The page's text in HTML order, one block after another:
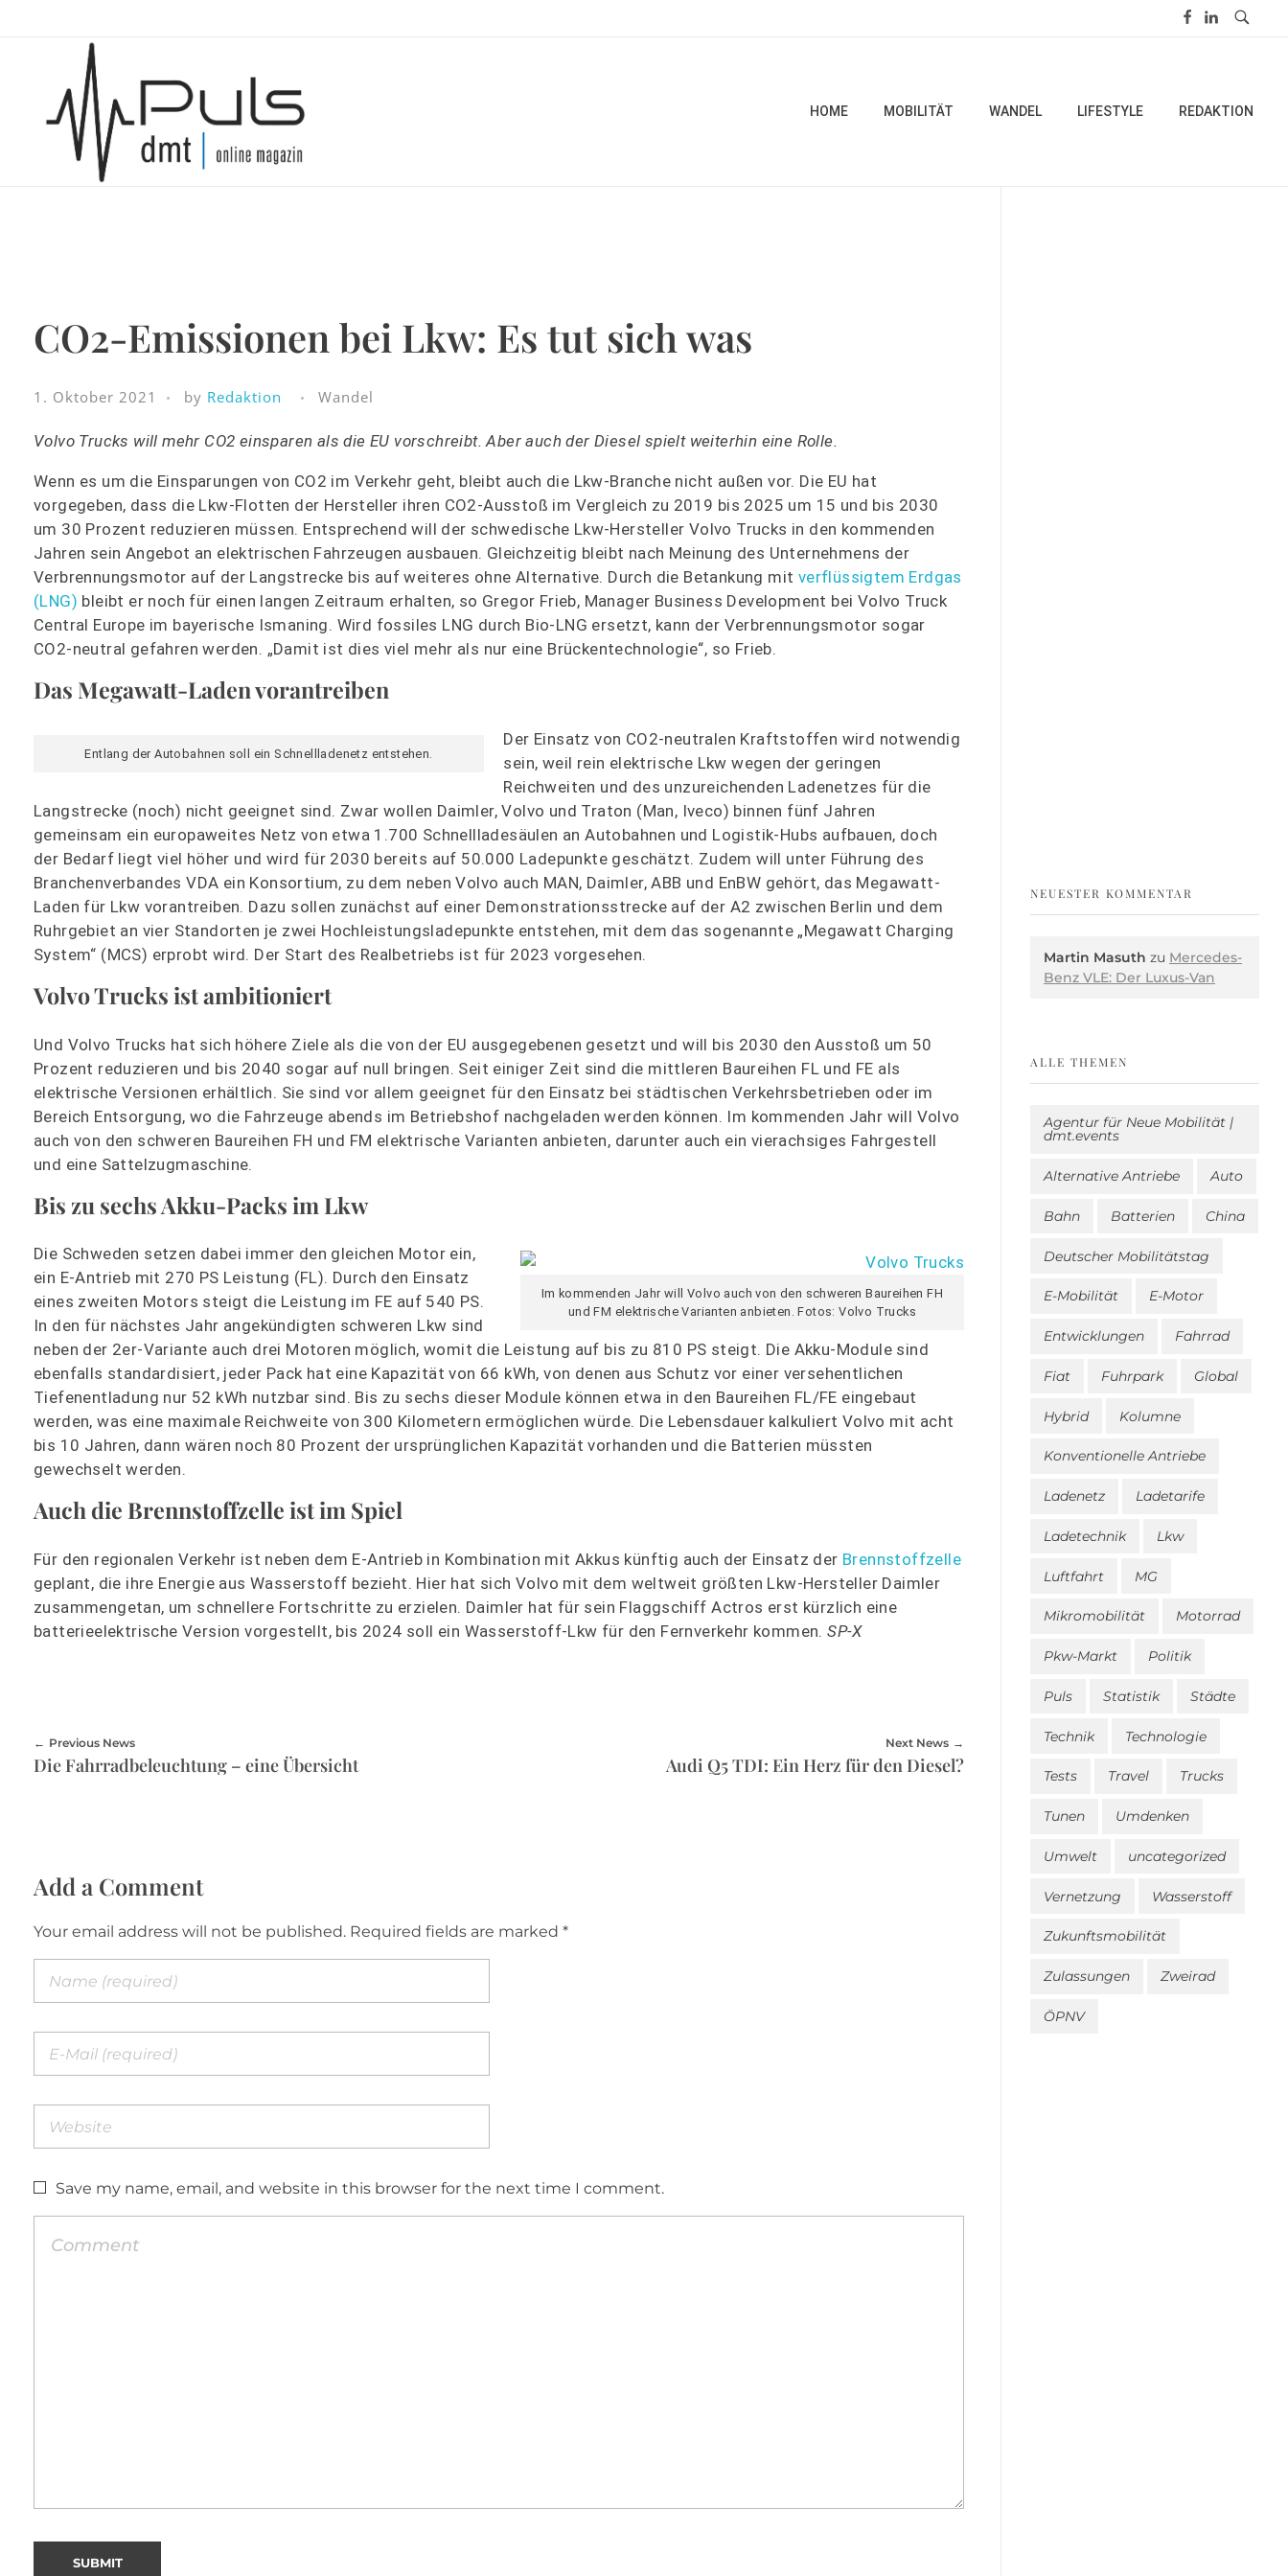
HOME MOBILITÄT WANDEL LIFESTYLE REDAKTION
CO2-Emissionen bei Lkw: Es tut sich was
1. Oktober 2021 by Redaktion Wandel
Volvo Trucks will mehr CO2 einsparen als die EU vorschreibt. Aber auch der Diesel spielt weiterhin eine Rolle.
Wenn es um die Einsparungen von CO2 im Verkehr geht, bleibt auch die Lkw-Branche nicht außen vor. Die EU hat
vorgegeben, dass die Lkw-Flotten der Hersteller ihren CO2-Ausstoß im Vergleich zu 2019 bis 2025 um 15 und bis 2030
um 30 Prozent reduzieren müssen. Entsprechend will der schwedische Lkw-Hersteller Volvo Trucks in den kommenden
Jahren sein Angebot an elektrischen Fahrzeugen ausbauen. Gleichzeitig bleibt nach Meinung des Unternehmens der
Verbrennungsmotor auf der Langstrecke bis auf weiteres ohne Alternative. Durch die Betankung mit verflüssigtem Erdgas
(LNG) bleibt er noch für einen langen Zeitraum erhalten, so Gregor Frieb, Manager Business Development bei Volvo Truck
Central Europe im bayerische Ismaning. Wird fossiles LNG durch Bio-LNG ersetzt, kann der Verbrennungsmotor sogar
CO2-neutral gefahren werden. „Damit ist dies viel mehr als nur eine Brückentechnologie“, so Frieb.
Das Megawatt-Laden vorantreiben
Entlang der Autobahnen soll ein Schnellladenetz entstehen.
Der Einsatz von CO2-neutralen Kraftstoffen wird notwendig
sein, weil rein elektrische Lkw wegen der geringen
Reichweiten und des unzureichenden Ladenetzes für die
Langstrecke (noch) nicht geeignet sind. Zwar wollen Daimler, Volvo und Traton (Man, Iveco) binnen fünf Jahren
gemeinsam ein europaweites Netz von etwa 1.700 Schnellladesäulen an Autobahnen und Logistik-Hubs aufbauen, doch
der Bedarf liegt viel höher und wird für 2030 bereits auf 50.000 Ladepunkte geschätzt. Zudem will unter Führung des
Branchenverbandes VDA ein Konsortium, zu dem neben Volvo auch MAN, Daimler, ABB und EnBW gehört, das Megawatt-
Laden für Lkw vorantreiben. Dazu sollen zunächst auf einer Demonstrationsstrecke auf der A2 zwischen Berlin und dem
Ruhrgebiet an vier Standorten je zwei Hochleistungsladepunkte entstehen, mit dem das sogenannte „Megawatt Charging
System“ (MCS) erprobt wird. Der Start des Realbetriebs ist für 2023 vorgesehen.
Volvo Trucks ist ambitioniert
Und Volvo Trucks hat sich höhere Ziele als die von der EU ausgegebenen gesetzt und will bis 2030 den Ausstoß um 50
Prozent reduzieren und bis 2040 sogar auf null bringen. Seit einiger Zeit sind die mittleren Baureihen FL und FE als
elektrische Versionen erhältlich. Sie sind vor allem geeignet für den Einsatz bei städtischen Verkehrsbetrieben oder im
Bereich Entsorgung, wo die Fahrzeuge abends im Betriebshof nachgeladen werden können. Im kommenden Jahr will Volvo
auch von den schweren Baureihen FH und FM elektrische Varianten anbieten, darunter auch ein vierachsiges Fahrgestell
und eine Sattelzugmaschine.
Bis zu sechs Akku-Packs im Lkw
Im kommenden Jahr will Volvo auch von den schweren Baureihen FH
und FM elektrische Varianten anbieten. Fotos: Volvo Trucks
Die Schweden setzen dabei immer den gleichen Motor ein,
ein E-Antrieb mit 270 PS Leistung (FL). Durch den Einsatz
eines zweiten Motors steigt die Leistung im FE auf 540 PS.
In den für nächstes Jahr angekündigten schweren Lkw sind
neben der 2er-Variante auch drei Motoren möglich, womit die Leistung auf bis zu 810 PS steigt. Die Akku-Module sind
ebenfalls standardisiert, jeder Pack hat eine Kapazität von 66 kWh, von denen aus Schutz vor einer versehentlichen
Tiefenentladung nur 52 kWh nutzbar sind. Bis zu sechs dieser Module können etwa in den Baureihen FL/FE eingebaut
werden, was eine maximale Reichweite von 300 Kilometern ermöglichen würde. Die Lebensdauer kalkuliert Volvo mit acht
bis 10 Jahren, dann wären noch 80 Prozent der ursprünglichen Kapazität vorhanden und die Batterien müssten
gewechselt werden.
Auch die Brennstoffzelle ist im Spiel
Für den regionalen Verkehr ist neben dem E-Antrieb in Kombination mit Akkus künftig auch der Einsatz der Brennstoffzelle
geplant, die ihre Energie aus Wasserstoff bezieht. Hier hat sich Volvo mit dem weltweit größten Lkw-Hersteller Daimler
zusammengetan, um schnellere Fortschritte zu erzielen. Daimler hat für sein Flaggschiff Actros erst kürzlich eine
batterieelektrische Version vorgestellt, bis 2024 soll ein Wasserstoff-Lkw für den Fernverkehr kommen.SP-X
Previous News
Die Fahrradbeleuchtung – eine Übersicht
Next News
Audi Q5 TDI: Ein Herz für den Diesel?
Add a Comment
Your email address will not be published. Required fields are marked *
Save my name, email, and website in this browser for the next time I comment.
NEUESTER KOMMENTAR
Martin Masuth zu Mercedes-
Benz VLE: Der Luxus-Van
ALLE THEMEN
Agentur für Neue Mobilität |
dmt.events
Alternative Antriebe Auto
Bahn Batterien China
Deutscher Mobilitätstag
E-Mobilität E-Motor
Entwicklungen Fahrrad
Fiat Fuhrpark Global
Hybrid Kolumne
Konventionelle Antriebe
Ladenetz Ladetarife
Ladetechnik Lkw
Luftfahrt MG
Mikromobilität Motorrad
Pkw-Markt Politik
Puls Statistik Städte
Technik Technologie
Tests Travel Trucks
Tunen Umdenken
Umwelt uncategorized
Vernetzung Wasserstoff
Zukunftsmobilität
Zulassungen Zweirad
ÖPNV